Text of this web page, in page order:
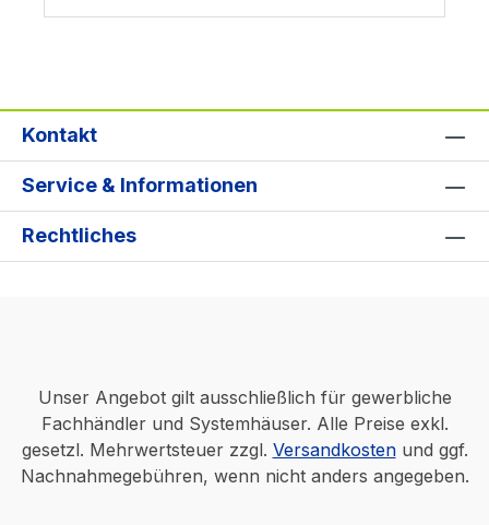
Kontakt
Service & Informationen
Rechtliches
Unser Angebot gilt ausschließlich für gewerbliche
Fachhändler und Systemhäuser. Alle Preise exkl.
gesetzl. Mehrwertsteuer zzgl. Versandkostenund ggf.
Nachnahmegebühren, wenn nicht anders angegeben.